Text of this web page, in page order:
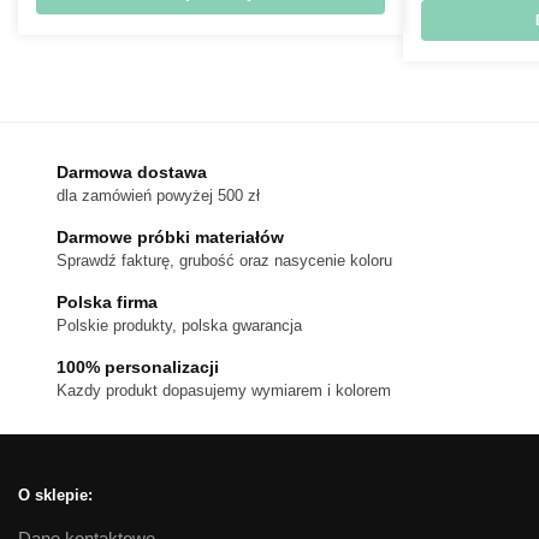
Darmowa dostawa
dla zamówień powyżej 500 zł
Darmowe próbki materiałów
Sprawdź fakturę, grubość oraz nasycenie koloru
Polska firma
Polskie produkty, polska gwarancja
100% personalizacji
Kazdy produkt dopasujemy wymiarem i kolorem
O sklepie: